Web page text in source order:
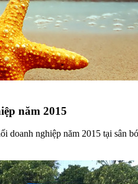
năm 2015
nghiệp năm 2015 tại sân